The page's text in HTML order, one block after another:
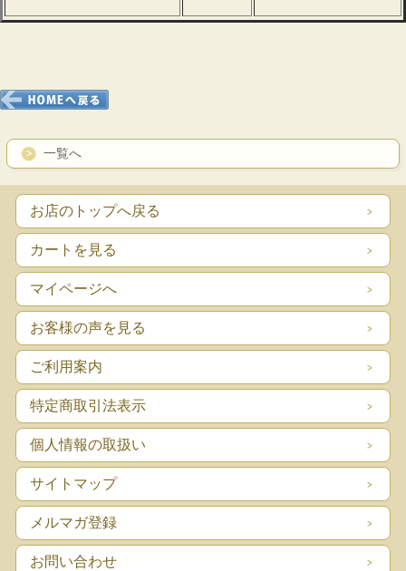
一覧へ
お店のトップへ戻る
カートを見る
マイページへ
お客様の声を見る
ご利用案内
特定商取引法表示
個人情報の取扱い
サイトマップ
メルマガ登録
お問い合わせ